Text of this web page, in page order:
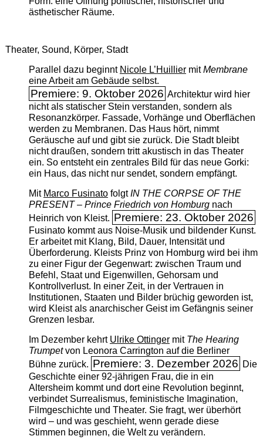
ästhetischer Räume.
Theater, Sound, Körper, Stadt
Parallel dazu beginnt Nicole L’Huilliermit ­Membrane
eine Arbeit am Gebäude selbst.
Premiere: 9. Oktober 2026 Architektur wird hier
nicht als statischer Stein verstanden, sondern als
Resonanzkörper. Fassade, Vorhänge und Oberflächen
werden zu Membranen. Das Haus hört, nimmt
Geräusche auf und gibt sie zurück. Die Stadt bleibt
nicht draußen, sondern tritt akustisch in das Theater
ein. So entsteht ein zentrales Bild für das neue Gorki:
ein Haus, das nicht nur sendet, sondern empfängt.
Mit Marco FusinatofolgtIN THE CORPSE OF THE
PRESENT – Prince Friedrich von Homburgnach
Heinrich von Kleist. Premiere: 23. Oktober 2026
Fusinato kommt aus Noise-Musik und bildender Kunst.
Er arbeitet mit Klang, Bild, Dauer, Intensität und
Überforderung. Kleists Prinz von Homburg wird bei ihm
zu einer Figur der Gegenwart: zwischen Traum und
Befehl, Staat und Eigenwillen, Gehorsam und
Kontrollverlust. In einer Zeit, in der Vertrauen in
Institutionen, Staaten und Bilder brüchig geworden ist,
wird Kleist als anarchischer Geist im Gefängnis seiner
Grenzen lesbar.
Im Dezember kehrt Ulrike Ottingermit The ­Hearing
Trumpetvon Leonora Carrington auf die Berliner
Bühne zurück. Premiere: 3. Dezember 2026 Die
Geschichte einer 92-jährigen Frau, die in ein
Altersheim kommt und dort eine Revolution beginnt,
verbindet Surrealismus, feministische Imagination,
Filmgeschichte und Theater. Sie fragt, wer überhört
wird – und was geschieht, wenn gerade diese
Stimmen beginnen, die Welt zu verändern.